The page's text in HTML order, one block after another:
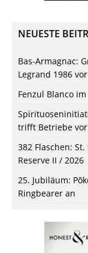
NEUESTE
Bas-Armagnac:
Legrand 1986 vor
Fenzul Blanco
trifft Betriebe
382 Flaschen:
Reserve II / 2026
25. Jubiläum:
Ringbearer an